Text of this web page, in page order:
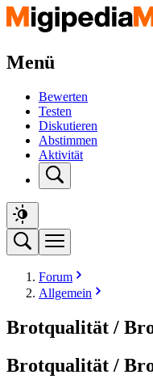
Menü
Bewerten
Testen
Diskutieren
Abstimmen
Aktivität
Forum
Allgemein
Brotqualität /
Brotqualität /